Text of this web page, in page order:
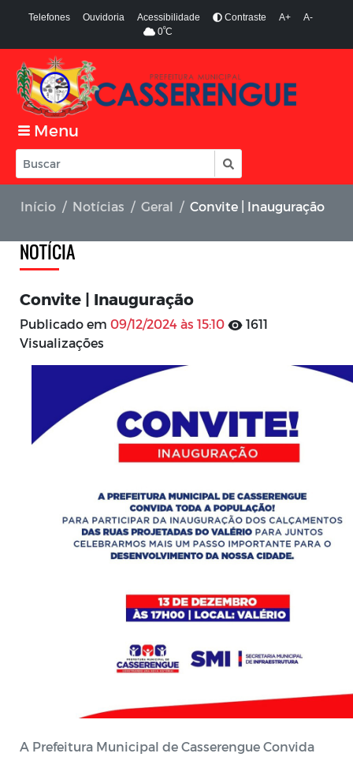
Telefones Ouvidoria Acessibilidade Contraste A+
A-
0ºC
Menu
Início Notícias Geral Convite | Inauguração
NOTÍCIA
Convite | Inauguração
Publicado em 09/12/2024 às 15:10
1611
Visualizações
A Prefeitura Municipal de Casserengue Convida